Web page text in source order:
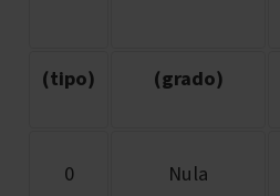
(tipo) (grado)
0 Nula